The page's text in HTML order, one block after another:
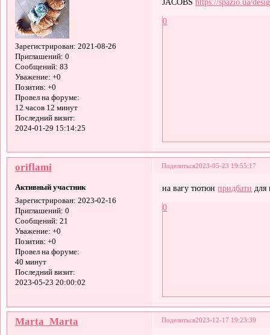
Зарегистрирован: 2021-08-26
Приглашений: 0
Сообщений: 83
Уважение: +0
Позитив: +0
Провел на форуме:
12 часов 12 минут
Последний визит:
2024-01-29 15:14:25
0
Поделиться2023-05-23 19:55:17
oriflami
Активный участник
Зарегистрирован: 2023-02-16
Приглашений: 0
Сообщений: 21
Уважение: +0
Позитив: +0
Провел на форуме:
40 минут
Последний визит:
2023-05-23 20:00:02
на вагу тютюнпридбати для
0
Поделиться2023-12-17 19:23:39
Мarta_Мarta